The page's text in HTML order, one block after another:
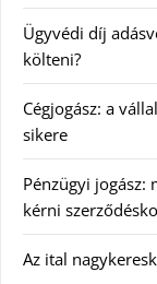
Ügyvédi díj
költeni?
Cégjogász: a
sikere
Pénzügyi jogász:
kérni
Az ital